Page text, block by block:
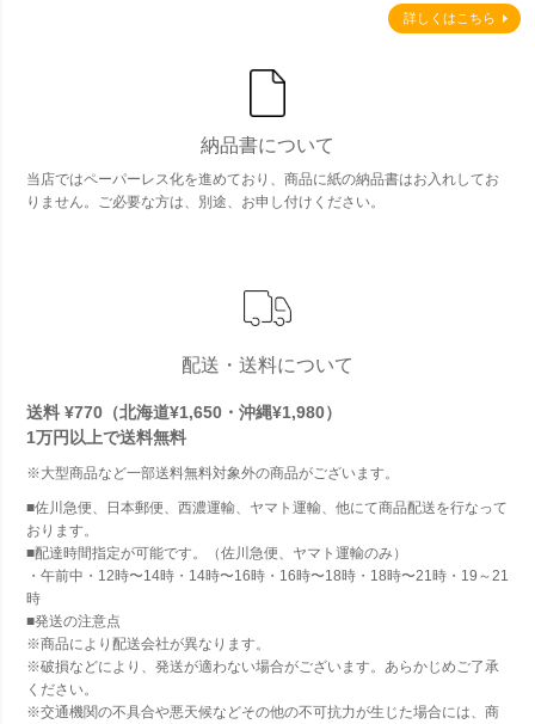
詳しくはこちら
納品書について
当店ではペーパーレス化を進めており、商品に紙の納品書はお入れしてお
りません。ご必要な方は、別途、お申し付けください。
配送・送料について
送料 ¥770（北海道¥1,650・沖縄¥1,980）
1万円以上で送料無料
※大型商品など一部送料無料対象外の商品がございます。
■佐川急便、日本郵便、西濃運輸、ヤマト運輸、他にて商品配送を行なって
おります。
■配達時間指定が可能です。（佐川急便、ヤマト運輸のみ）
・午前中・12時〜14時・14時〜16時・16時〜18時・18時〜21時・19～21
時
■発送の注意点
※商品により配送会社が異なります。
※破損などにより、発送が適わない場合がございます。あらかじめご了承
ください。
※交通機関の不具合や悪天候などその他の不可抗力が生じた場合には、商